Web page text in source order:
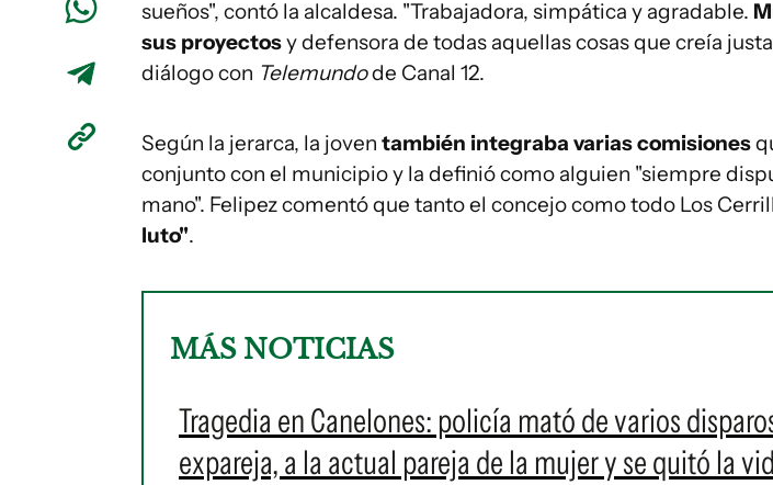
sueños", contó la alcaldesa. "Trabajadora, simpática y agradable.
sus proyectosy defensora de todas aquellas cosas que creía
diálogo con Telemundode Canal 12.
Según la jerarca, la joven también integraba varias comisiones
conjunto con el municipio y la definió como alguien "siempre
mano". Felipez comentó que tanto el concejo como todo Los
luto".
MÁS NOTICIAS
Tragedia en Canelones: policía mató de varios
expareja, a la actual pareja de la mujer y se quitó la